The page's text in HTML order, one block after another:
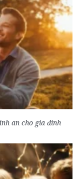
an cho gia đình